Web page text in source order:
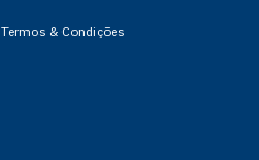
Termos & Condições